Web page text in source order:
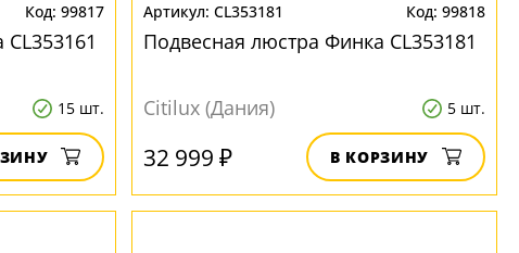
99817
15 шт.
CL353181 99818
Подвесная люстра Финка CL353181
Citilux (Дания) 5 шт.
32 999 ₽ В КОРЗИНУ